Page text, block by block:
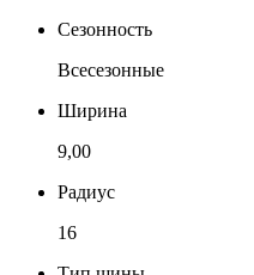
Сезонность
Всесезонные
Ширина
9,00
Радиус
16